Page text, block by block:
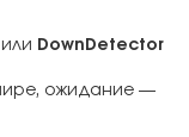
или DownDetector
ожидание —